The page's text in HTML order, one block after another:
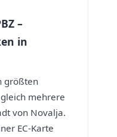
–
in
größten
mehrere
von Novalja.
EC-Karte